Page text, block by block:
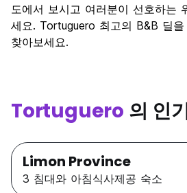
가격 대비 만족도
도에서 보시고 여러분이 선호하는
세요. Tortuguero 최고의 B&B 딜
찾아보세요.
Tortuguero 의 인
Limon Province
3 침대와 아침식사제공 숙소